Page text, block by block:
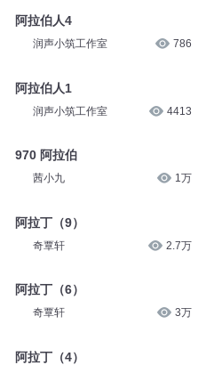
阿拉伯人4
润声小筑工作室 786
阿拉伯人1
润声小筑工作室 4413
970 阿拉伯
茜小九 1万
阿拉丁（9）
奇覃轩 2.7万
阿拉丁（6）
奇覃轩 3万
阿拉丁（4）